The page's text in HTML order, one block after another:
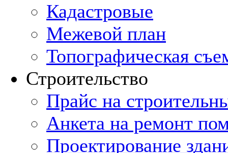
Кадастровые
Межевой план
Топографическая
Строительство
Прайс на
Анкета на ремонт
Проектирование